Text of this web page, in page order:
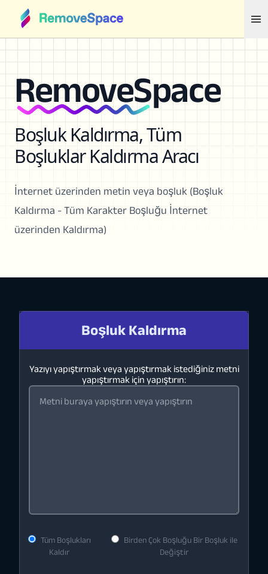
RemoveSpace
Boşluk Kaldırma, Tüm
Boşluklar Kaldırma Aracı
İnternet üzerinden metin veya boşluk (Boşluk
Kaldırma - Tüm Karakter Boşluğu İnternet
üzerinden Kaldırma)
Boşluk Kaldırma
Yazıyı yapıştırmak veya yapıştırmak istediğiniz metni
yapıştırmak için yapıştırın:
Tüm Boşlukları
Kaldır
Birden Çok Boşluğu Bir Boşluk ile
Değiştir